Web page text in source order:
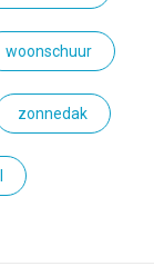
woonschuur
zonnedak